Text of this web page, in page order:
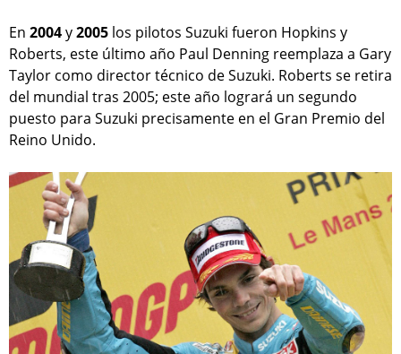
En 2004y2005 los pilotos Suzuki fueron Hopkins y
Roberts, este último año Paul Denning reemplaza a Gary
Taylor como director técnico de Suzuki. Roberts se retira
del mundial tras 2005; este año logrará un segundo
puesto para Suzuki precisamente en el Gran Premio del
Reino Unido.